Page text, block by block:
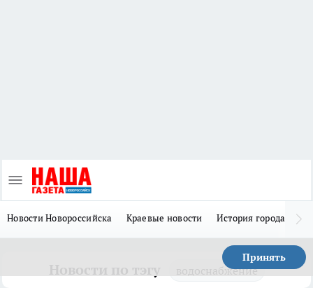
Новости Новороссийска Краевые новости История города Н
Принять
водоснабжение